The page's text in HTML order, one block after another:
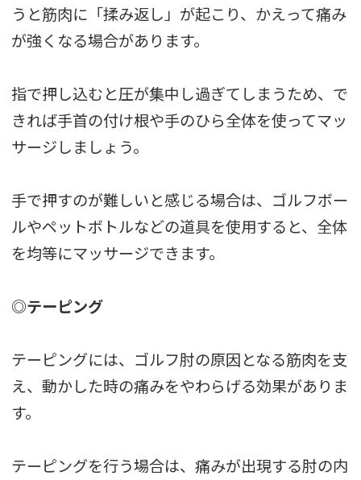
うと筋肉に「揉み返し」が起こり、かえって痛み
が強くなる場合があります。
指で押し込むと圧が集中し過ぎてしまうため、で
きれば手首の付け根や手のひら全体を使ってマッ
サージしましょう。
手で押すのが難しいと感じる場合は、ゴルフボー
ルやペットボトルなどの道具を使用すると、全体
を均等にマッサージできます。
◎テーピング
テーピングには、ゴルフ肘の原因となる筋肉を支
え、動かした時の痛みをやわらげる効果がありま
す。
テーピングを行う場合は、痛みが出現する肘の内